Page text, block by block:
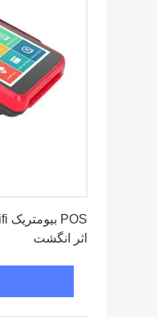
اثر انگشت